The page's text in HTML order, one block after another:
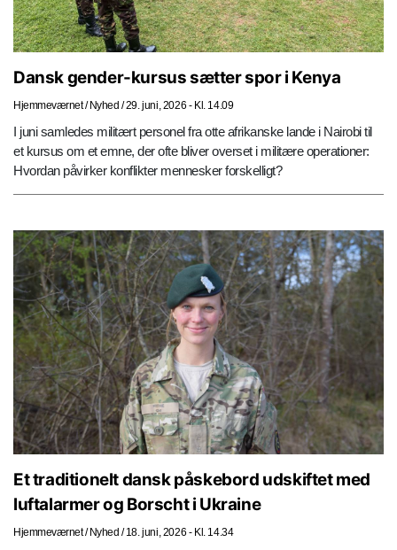
Dansk gender-kursus sætter spor i Kenya
Hjemmeværnet / Nyhed /29. juni, 2026 - Kl. 14.09
I juni samledes militært personel fra otte afrikanske lande i Nairobi til
et kursus om et emne, der ofte bliver overset i militære operationer:
Hvordan påvirker konflikter mennesker forskelligt?
Et traditionelt dansk påskebord udskiftet med
luftalarmer og Borscht i Ukraine
Hjemmeværnet / Nyhed / 18. juni, 2026 - Kl. 14.34